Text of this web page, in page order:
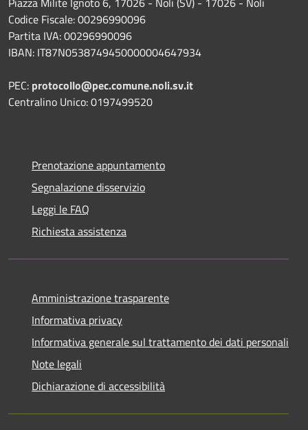
Codice Fiscale: 00296990096
Partita IVA: 00296990096
IBAN: IT87N0538749450000004647934
PEC: protocollo@pec.comune.noli.sv.it
Centralino Unico: 0197499520
Prenotazione appuntamento
Segnalazione disservizio
Leggi le FAQ
Richiesta assistenza
Amministrazione trasparente
Informativa privacy
Informativa generale sul trattamento dei dati personali
Note legali
Dichiarazione di accessibilità